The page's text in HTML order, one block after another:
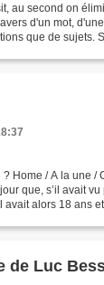
au second on
d'un mot,
que de sujets.
Home / A la une /
que, s’il avait
avait alors 18 ans
de Luc